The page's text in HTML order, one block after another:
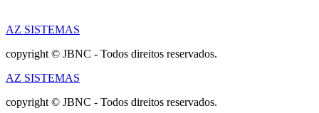
AZ SISTEMAS
copyright © JBNC - Todos direitos reservados.
AZ SISTEMAS
copyright © JBNC - Todos direitos reservados.